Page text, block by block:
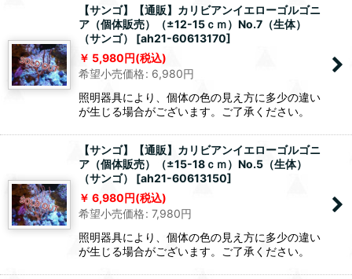
【サンゴ】【通販】カリビアンイエローゴルゴニ
ア（個体販売）（±12-15ｃｍ）No.7（生体）
（サンゴ）
[ah21-60613170]
5,980円(税込)
希望小売価格: 6,980円
照明器具により、個体の色の見え方に多少の違い
が生じる場合がございます。ご了承ください。
【サンゴ】【通販】カリビアンイエローゴルゴニ
ア（個体販売）（±15-18ｃｍ）No.5（生体）
（サンゴ）
[ah21-60613150]
6,980円(税込)
希望小売価格: 7,980円
照明器具により、個体の色の見え方に多少の違い
が生じる場合がございます。ご了承ください。